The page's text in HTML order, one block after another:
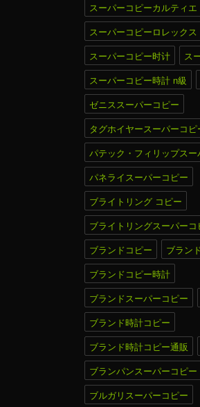
スーパーコピーカルティエ
スーパーコピーロレックス
スーパーコピー时计
ス
スーパーコピー時計 n級
ゼニススーパーコピー
タグホイヤースーパーコピ
パテック・フィリップスー
パネライスーパーコピー
ブライトリング コピー
ブライトリングスーパーコ
ブランドコピー
ブラン
ブランドコピー時計
ブランドスーパーコピー
ブランド時計コピー
ブランド時計コピー通販
ブランパンスーパーコピー
ブルガリスーパーコピー